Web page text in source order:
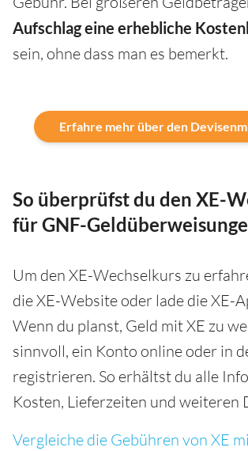
Aufschlag eine erhebliche
sein, ohne dass man es bemerkt.
Erfahre mehr über den
So überprüfst du den XE-
für GNF-
Um den XE-Wechselkurs zu
die XE-Website oder lade die XE-
Wenn du planst, Geld mit XE zu
sinnvoll, ein Konto online oder in
registrieren. So erhältst du alle
Kosten, Lieferzeiten und weiteren
Vergleiche die Gebühren von XE